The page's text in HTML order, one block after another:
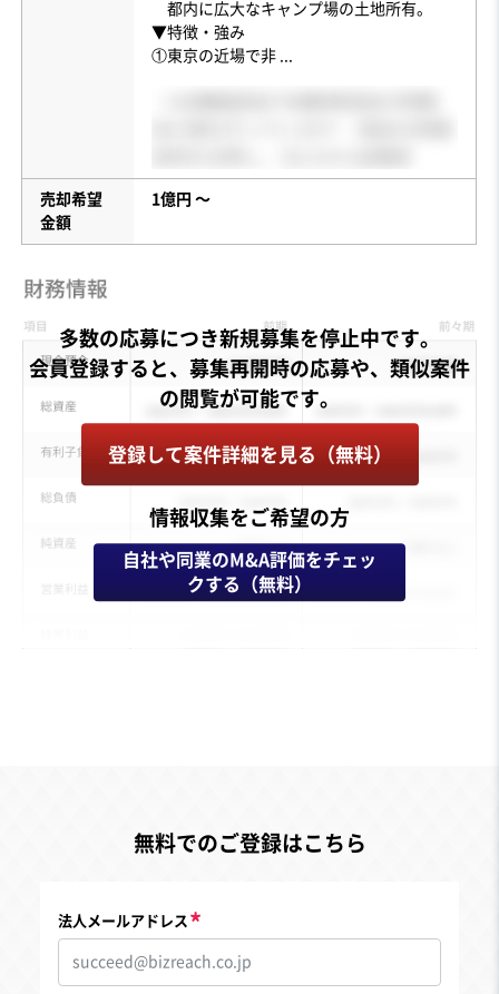
都内に広大なキャンプ場の土地所有。
▼特徴・強み
①東京の近場で非
売却希望
金額
1億円 〜
多数の応募につき新規募集を停止中です。
会員登録すると、募集再開時の応募や、類似案件
登録して案件詳細を見る（無料）
情報収集をご希望の方
自社や同業のM&A評価をチェッ
クする（無料）
無料でのご登録はこちら
法人メールアドレス